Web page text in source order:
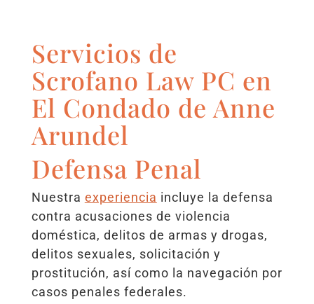
Servicios de
Scrofano Law PC en
El Condado de Anne
Arundel
Defensa Penal
Nuestra experiencia incluye la defensa
contra acusaciones de violencia
doméstica, delitos de armas y drogas,
delitos sexuales, solicitación y
prostitución, así como la navegación por
casos penales federales.